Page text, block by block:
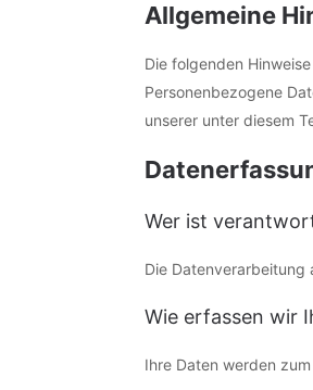
Allgemeine
Die folgenden
Personenbezogene
unserer unter diesem
Wer ist
Die Datenverarbeitung
Wie erfassen wir
Ihre Daten werden